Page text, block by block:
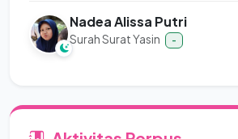
Nadea Alissa Putri
Surah Surat Yasin -